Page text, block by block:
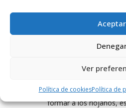
Aceptar
Ver
Política de cookiesPolítica de
«cedido» algo al
rehabilitación y ha
consejería, ya que tiene
formar a los riojanos,